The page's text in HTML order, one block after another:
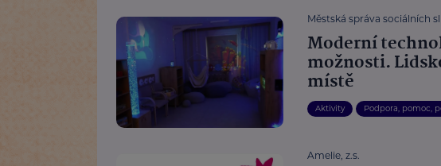
Městská správa sociálních
Moderní
možnosti.
místě
Aktivity Podpora, pomoc,
Amelie, z.s.